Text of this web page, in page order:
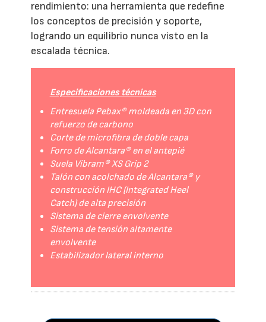
rendimiento: una herramienta que redefine
los conceptos de precisión y soporte,
logrando un equilibrio nunca visto en la
escalada técnica.
Especificaciones técnicas
Entresuela Pebax® moldeada en 3D con
refuerzo de carbono
Corte de microfibra de doble capa
Forro de Alcantara® en el antepié
Suela Vibram® XS Grip 2
Talón con acolchado de Alcantara® y
construcción IHC (Integrated Heel
Catch) de alta precisión
Sistema de cierre envolvente
Sistema de tensión altamente
envolvente
Estabilizador lateral interno